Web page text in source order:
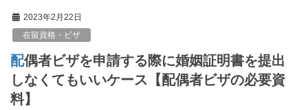
2023年2月22日
在留資格・ビザ
配偶者ビザを申請する際に婚姻証明書を提出
しなくてもいいケース【配偶者ビザの必要資
料】